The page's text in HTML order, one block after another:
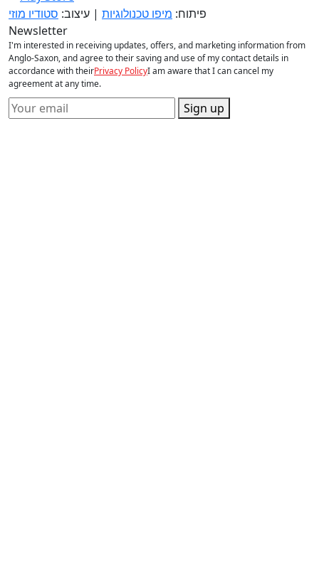
פיתוח: מיפו טכנולוגיות | עיצוב: סטודיו מוזי
Newsletter
I'm interested in receiving updates, offers, and marketing information from
Anglo-Saxon, and agree to their saving and use of my contact details in
accordance with theirPrivacy PolicyI am aware that I can cancel my
agreement at any time.
Sign up